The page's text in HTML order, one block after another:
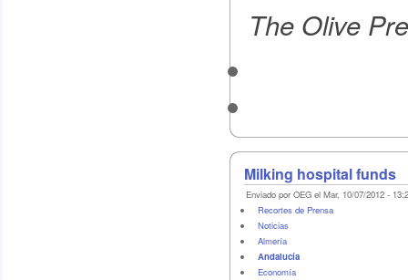
The Olive
Milking hospital funds
Enviado por OEG el Mar, 10/07/2012 -
Recortes de Prensa
Noticias
Almería
Andalucía
Economí­a